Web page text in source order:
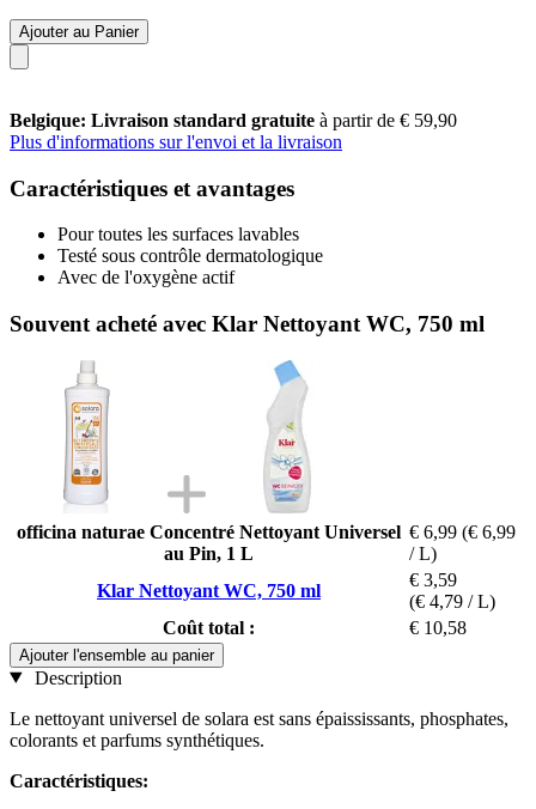
Ajouter au Panier
Belgique: Livraison standard gratuite à partir de € 59,90
Plus d'informations sur l'envoi et la livraison
Caractéristiques et avantages
Pour toutes les surfaces lavables
Testé sous contrôle dermatologique
Avec de l'oxygène actif
Souvent acheté avec Klar Nettoyant WC, 750 ml
officina naturae Concentré Nettoyant Universel
au Pin, 1 L
€ 6,99 (€ 6,99
/ L)
Klar Nettoyant WC, 750 ml
€ 3,59
(€ 4,79 / L)
Coût total :
€ 10,58
Ajouter l'ensemble au panier
Description
Le nettoyant universel de solara est sans épaississants, phosphates,
colorants et parfums synthétiques.
Caractéristiques: